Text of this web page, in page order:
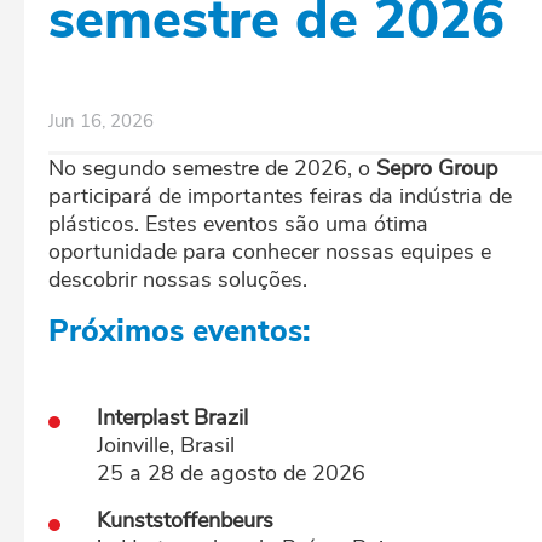
semestre de 2026
Jun 16, 2026
No segundo semestre de 2026, o Sepro Group
participará de importantes feiras da indústria de
plásticos. Estes eventos são uma ótima
oportunidade para conhecer nossas equipes e
descobrir nossas soluções.
Próximos eventos:
Interplast Brazil
Joinville, Brasil
25 a 28 de agosto de 2026
Kunststoffenbeurs